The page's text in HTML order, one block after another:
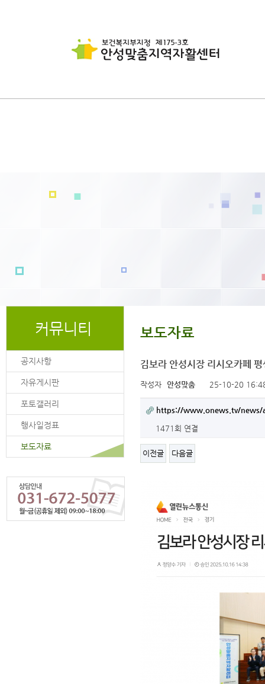
커뮤니티
공지사항
자유게시판
포토갤러리
행사일정표
보도자료
보도자료
김보라 안성시장 리시오카페
작성자 안성맞춤 25-10-20
https://www.onews.tv/news/
1471회 연결
이전글 다음글